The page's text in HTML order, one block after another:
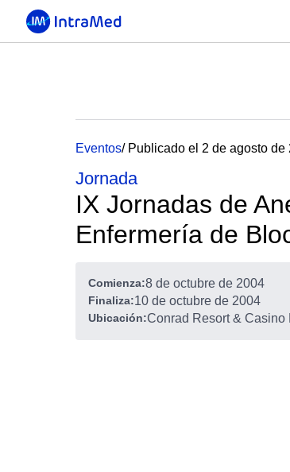
Eventos/ Publicado el 2 de agosto de
Jornada
IX Jornadas de
Enfermería de
Comienza:8 de octubre de 2004
Finaliza:10 de octubre de 2004
Ubicación:Conrad Resort & Casino